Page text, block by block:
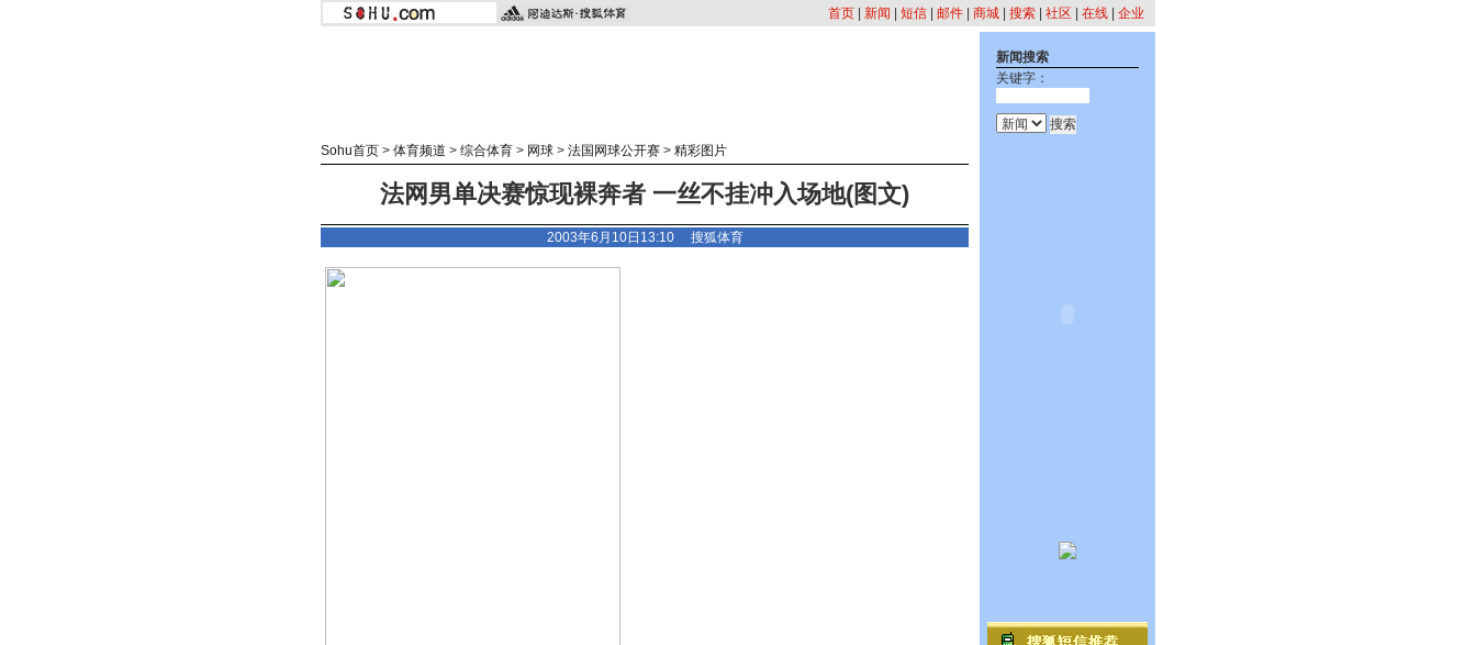
首页 新闻 短信 邮件 商城 搜索 社区 在线 企业
Sohu首页 > 体育频道 > 综合体育 > 网球 > 法国网球公开赛 > 精彩图片
法网男单决赛惊现裸奔者 一丝不挂冲入场地(图文)
2003年6月10日13:10 搜狐体育
新闻搜索
关键字：